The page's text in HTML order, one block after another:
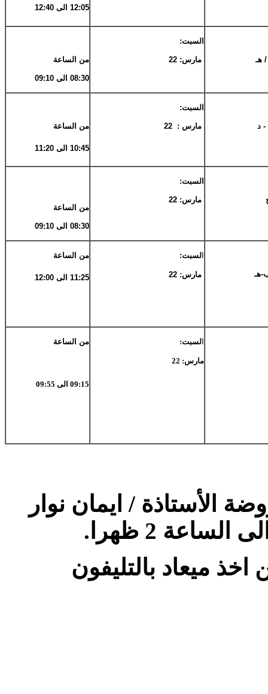
12:05 الى 12:40
/ هـ
السبت:
مارس: 22 من الساعة
08:30 الى 09:10
- د
السبت:
مارس : 22 من الساعة
10:45 الى 11:20
السبت:
مارس: 22
من الساعة
08:30 الى 09:10
هـ
السبت:
مارس: 22
من الساعة
11:25 الى 12:00
السبت:
مارس: 22
من الساعة
09:15 الى 09:55
الأستاذة / ايمان نوار
ميعاد بالتليفون